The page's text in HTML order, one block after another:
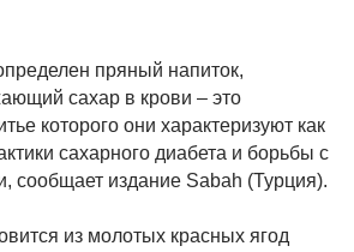
пряный напиток,
сахар в крови – это
которого они характеризуют как
сахарного диабета и борьбы с
сообщает издание Sabah (Турция).
из молотых красных ягод